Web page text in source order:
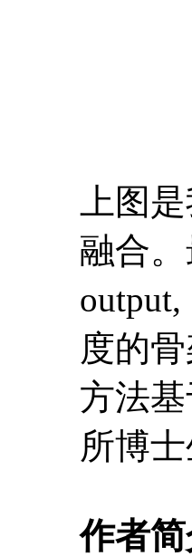
上图
融合
度的
方法
所博
作者简